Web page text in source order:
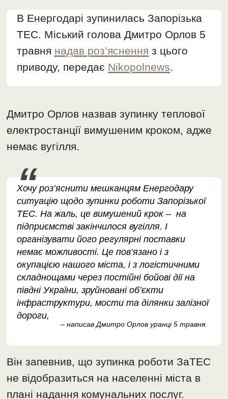
В Енергодарі зупинилась Запорізька
ТЕС. Міський голова Дмитро Орлов 5
травня надав роз’яснення з цього
приводу, передає Nikopolnews.
Дмитро Орлов назвав зупинку теплової
електростанції вимушеним кроком, адже
немає вугілля.
Хочу роз’яснити мешканцям Енергодару
ситуацію щодо зупинки роботи Запорізької
ТЕС. На жаль, це вимушений крок – на
підприємстві закінчилося вугілля. І
організувати його регулярні поставки
немає можливості. Це пов’язано і з
окупацією нашого міста, і з логістичними
складнощами через постійні бойові дії на
півдні України, зруйновані об’єкти
інфраструктури, мости та ділянки залізної
дороги,
– написав Дмитро Орлов уранці 5 травня.
Він запевнив, що зупинка роботи ЗаТЕС
не відобразиться на населенні міста в
плані надання комунальних послуг.